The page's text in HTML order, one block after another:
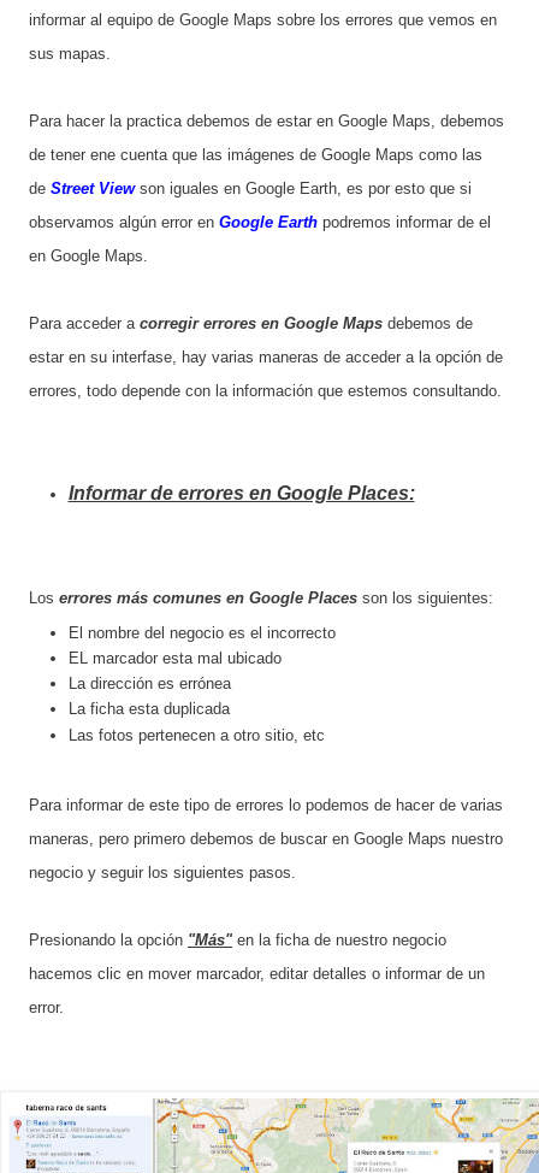
informar al equipo de Google Maps sobre los errores que vemos en
sus mapas.
Para hacer la practica debemos de estar en Google Maps, debemos
de tener ene cuenta que las imágenes de Google Maps como las
de Street View son iguales en Google Earth, es por esto que si
observamos algún error en Google Earth podremos informar de el
en Google Maps.
Para acceder a corregir errores en Google Maps debemos de
estar en su interfase, hay varias maneras de acceder a la opción de
errores, todo depende con la información que estemos consultando.
Informar de errores en Google Places:
Los errores más comunes en Google Places son los siguientes:
El nombre del negocio es el incorrecto
EL marcador esta mal ubicado
La dirección es errónea
La ficha esta duplicada
Las fotos pertenecen a otro sitio, etc
Para informar de este tipo de errores lo podemos de hacer de varias
maneras, pero primero debemos de buscar en Google Maps nuestro
negocio y seguir los siguientes pasos.
Presionando la opción "Más" en la ficha de nuestro negocio
hacemos clic en mover marcador, editar detalles o informar de un
error.